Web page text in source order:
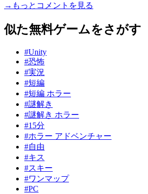
→もっとコメントを見る
似た無料ゲームをさがす
#Unity
#恐怖
#実況
#短編
#短編 ホラー
#謎解き
#謎解き ホラー
#15分
#ホラー アドベンチャー
#自由
#キス
#スキー
#ワンマップ
#PC